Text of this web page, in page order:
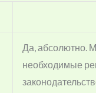
Да, абсолютно.
необходимые